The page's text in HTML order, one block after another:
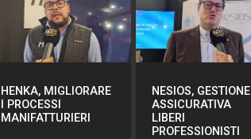
HENKA, MIGLIORARE
I PROCESSI
MANIFATTURIERI
NESIOS, GESTIONE
ASSICURATIVA
LIBERI
PROFESSIONISTI